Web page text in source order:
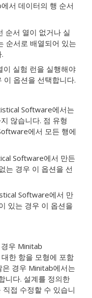
서 데이터의 행 순서
순서 열이 없거나 실
순서로 배열되어 있는
이 실험 런을 실행해야
이 옵션을 선택합니다.
Software에서는
않습니다. 점 유형
에서 모든 행에
Software에서 만든
는 경우 이 옵션을 선
Software에서 만
있는 경우 이 옵션을
우 Minitab
한 항을 모형에 포함
경우 Minitab에서는
니다. 설계를 정의한
접 수정할 수 있습니